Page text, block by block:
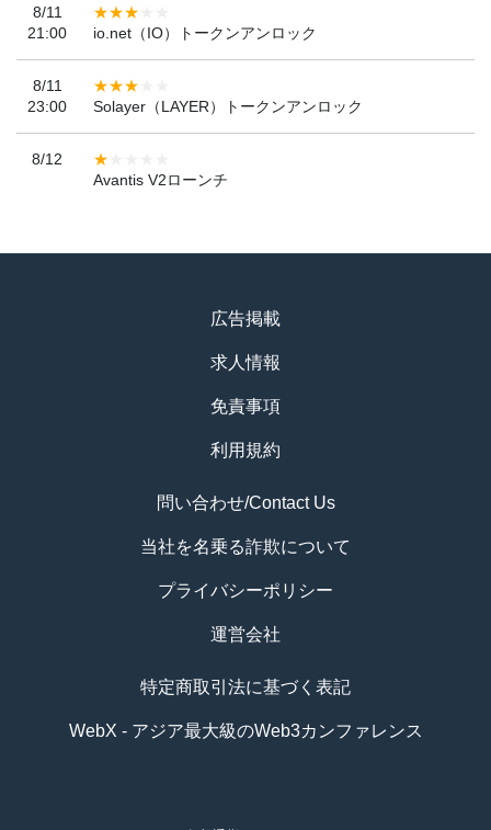
8/11
21:00
io.net（IO）トークンアンロック
8/11
23:00
Solayer（LAYER）トークンアンロック
8/12
Avantis V2ローンチ
広告掲載
求人情報
免責事項
利用規約
問い合わせ/Contact Us
当社を名乗る詐欺について
プライバシーポリシー
運営会社
特定商取引法に基づく表記
WebX - アジア最大級のWeb3カンファレンス